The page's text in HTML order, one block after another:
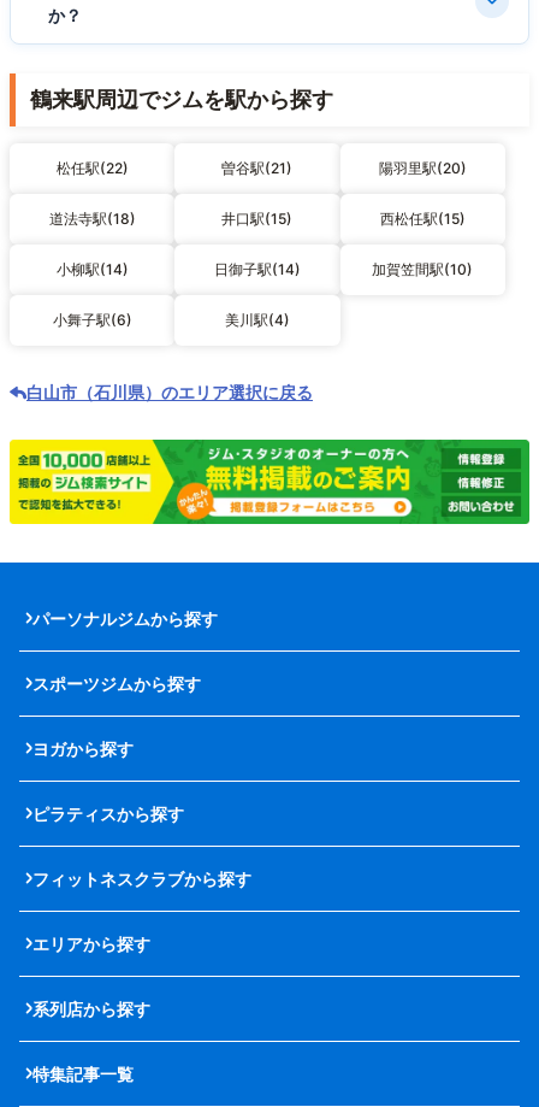
か？
鶴来駅周辺でジムを駅から探す
松任駅(22) 曽谷駅(21) 陽羽里駅(20)
道法寺駅(18) 井口駅(15) 西松任駅(15)
小柳駅(14) 日御子駅(14) 加賀笠間駅(10)
小舞子駅(6) 美川駅(4)
白山市（石川県）のエリア選択に戻る
パーソナルジムから探す
スポーツジムから探す
ヨガから探す
ピラティスから探す
フィットネスクラブから探す
エリアから探す
系列店から探す
特集記事一覧